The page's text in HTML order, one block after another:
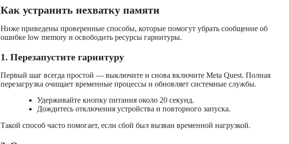
Как устранить нехватку памяти
Ниже приведены проверенные способы, которые помогут убрать сообщение об
ошибке low memory и освободить ресурсы гарнитуры.
1. Перезапустите гарнитуру
Первый шаг всегда простой — выключите и снова включите Meta Quest. Полная
перезагрузка очищает временные процессы и обновляет системные службы.
Удерживайте кнопку питания около 20 секунд.
Дождитесь отключения устройства и повторного запуска.
Такой способ часто помогает, если сбой был вызван временной нагрузкой.